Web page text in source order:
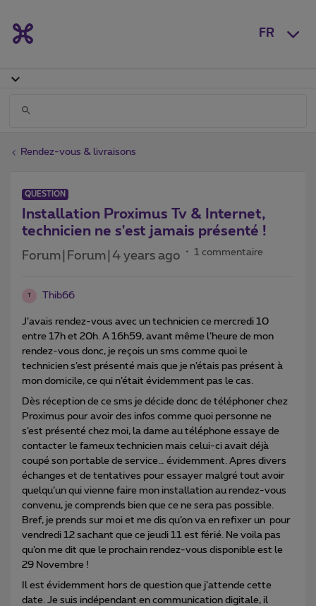
FR
Rendez-vous & livraisons
QUESTION
Installation Proximus Tv & Internet,
technicien ne s'est jamais présenté !
Forum|Forum|4 years ago 1 commentaire
Thib66
J’avais rendez-vous avec un technicien ce mercredi 10
entre 17h et 20h. A 16h59, avant même l’heure de mon
rendez-vous donc, je reçois un sms comme quoi le
technicien s’est présenté mais que je n’étais pas présent à
mon domicile, ce qui n’était évidemment pas le cas.
Dès réception de ce sms je décide donc de téléphoner chez
Proximus pour avoir des infos comme quoi personne ne
s’est présenté chez moi, la dame au téléphone essaye de
contacter le fameux technicien mais celui-ci avait déjà
coupé son portable de service… évidemment. Apres divers
échanges et de tentatives pour essayer malgré tout avoir
quelqu’un qui vienne faire mon installation au rendez-vous
convenu, je comprends bien que ce ne sera pas possible.
Bref, je prends sur moi et me dis qu’on va en refixer un pour
vendredi 12 sachant que ce jeudi 11 est férié. Ne voila pas
qu’on me dit que le prochain rendez-vous disponible est le
29 Novembre !
Il est évidemment hors de question que j’attende cette
date. Je suis indépendant en communication digitale, il